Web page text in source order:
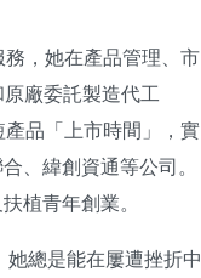
，她在產品管理、市
廠委託製造代工
品「上市時間」，實
、緯創資通等公司。
植青年創業。
總是能在屢遭挫折中